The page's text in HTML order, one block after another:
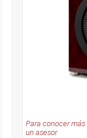
Para conocer
un asesor.